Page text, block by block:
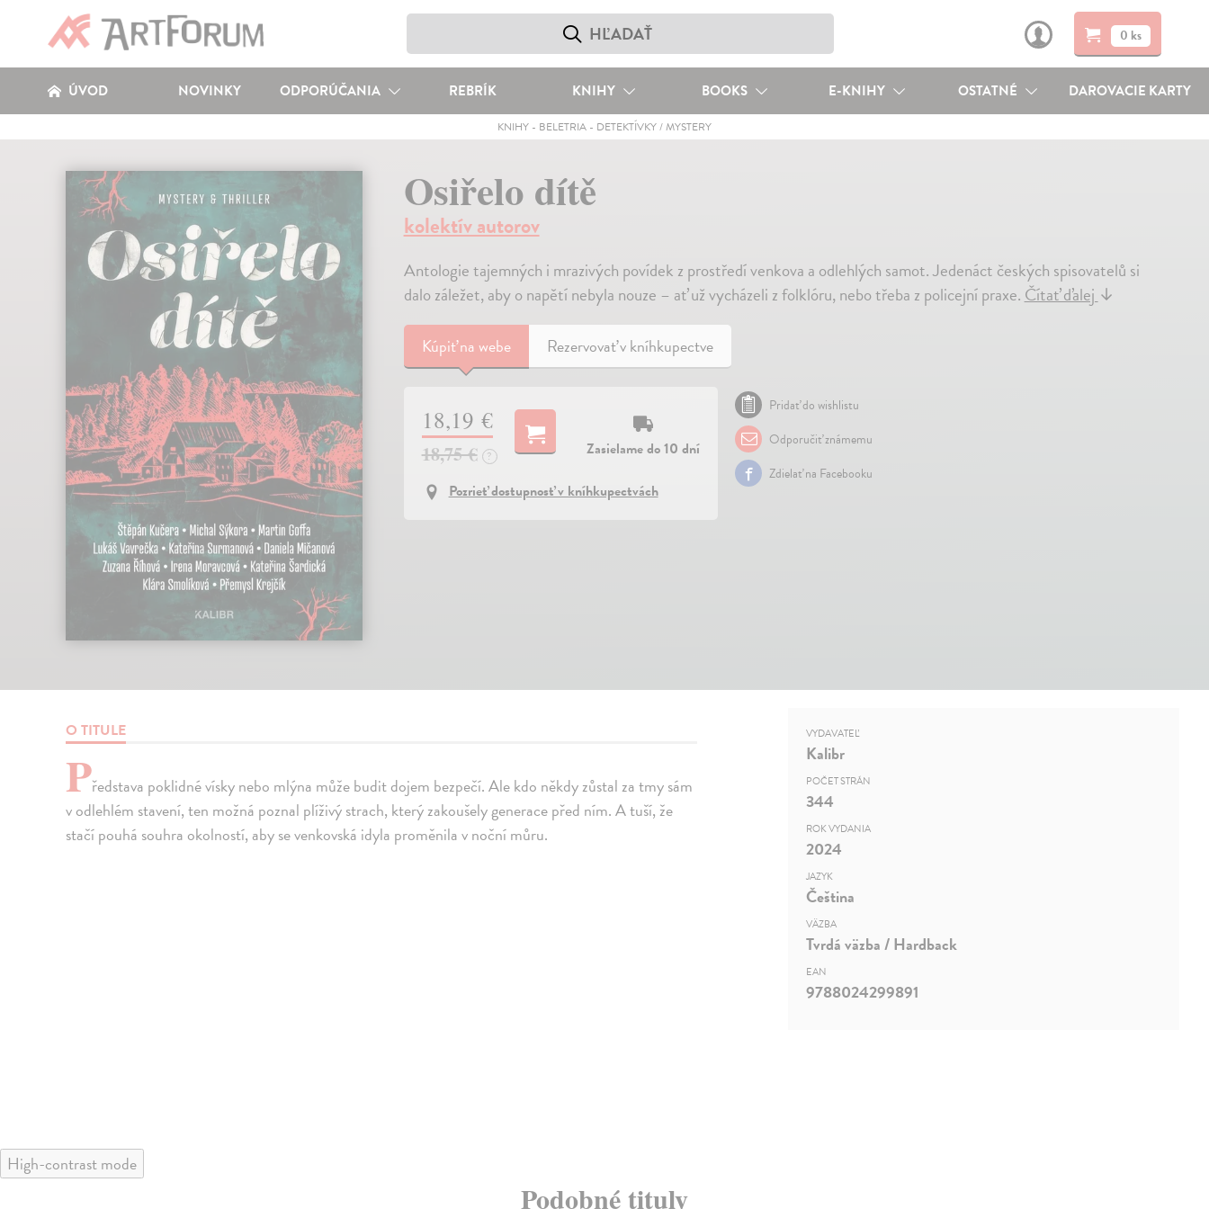
0 ks
ÚVOD NOVINKY ODPORÚČANIA REBRÍK KNIHY BOOKS E-KNIHY OSTATNÉ DAROVACIE KARTY
KNIHY- BELETRIA- DETEKTÍVKY / MYSTERY
Osiřelo dítě
kolektív autorov
Antologie tajemných i mrazivých povídek z prostředí venkova a odlehlých samot. Jedenáct českých spisovatelů si
dalo záležet, aby o napětí nebyla nouze – ať už vycházeli z folklóru, nebo třeba z policejní praxe.Čítať ďalej↓
Kúpiťna webe Rezervovať v kníhkupectve
18,19 €
18,75 € ?
Zasielame do 10 dní
Pozrieť dostupnosť v kníhkupectvách
Pridať do wishlistu
Odporučiť známemu
Zdielať na Facebooku
O TITULE
Představa poklidné vísky nebo mlýna může budit dojem bezpečí. Ale kdo někdy zůstal za tmy sám
v odlehlém stavení, ten možná poznal plíživý strach, který zakoušely generace před ním. A tuší, že
stačí pouhá souhra okolností, aby se venkovská idyla proměnila v noční můru.
VYDAVATEĽ
Kalibr
POČET STRÁN
344
ROK VYDANIA
2024
JAZYK
Čeština
VÄZBA
Tvrdá väzba / Hardback
EAN
9788024299891
High-contrast mode
Podobné tituly